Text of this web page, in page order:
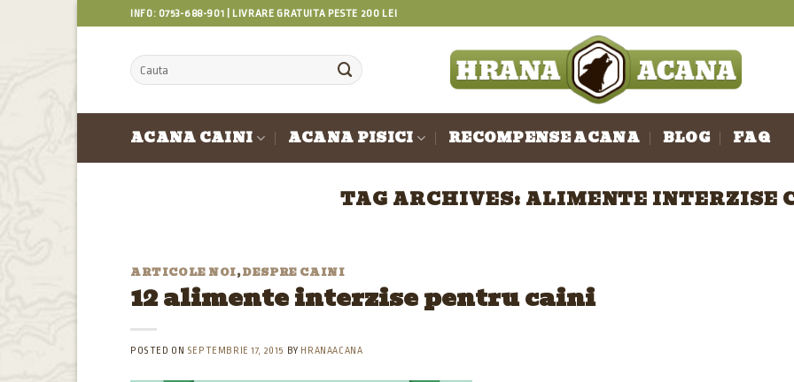
INFO: 0753-688-901 | LIVRARE GRATUITA PESTE 200 LEI
Caută
după:
ACANA CAINI ACANA PISICI RECOMPENSE ACANA BLOG FAQ
TAG ARCHIVES: ALIMENTE INTERZISE
ARTICOLE NOI,DESPRE CAINI
12 alimente interzise pentru caini
POSTED ON SEPTEMBRIE 17, 2015 BY HRANAACANA